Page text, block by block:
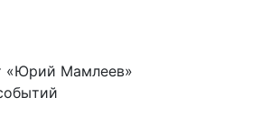
«Юрий Мамлеев»